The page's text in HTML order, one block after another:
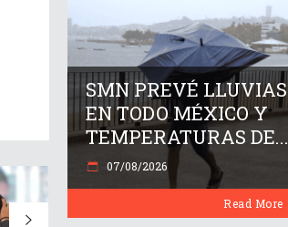
SMN PREVÉ LLUVIAS
EN TODO MÉXICO Y
TEMPERATURAS DE...
07/08/2026
Read More